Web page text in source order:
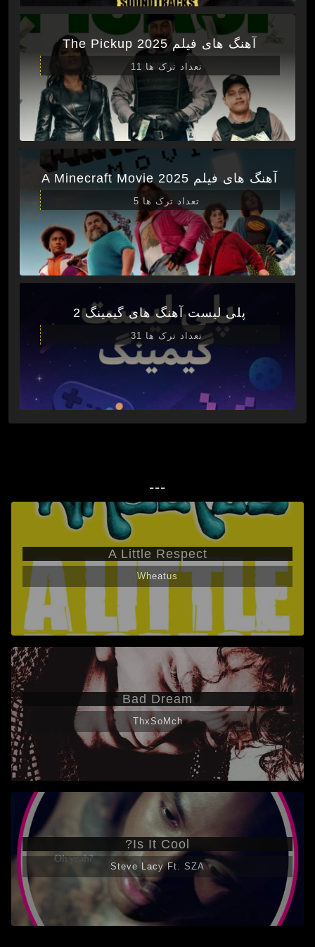
آهنگ های فیلم The Pickup 2025
تعداد ترک ها 11
آهنگ های فیلم A Minecraft Movie 2025
تعداد ترک ها 5
پلی لیست آهنگ های گیمینگ 2
تعداد ترک ها 31
---
A Little Respect
Wheatus
Bad Dream
ThxSoMch
Is It Cool?
Steve Lacy Ft. SZA